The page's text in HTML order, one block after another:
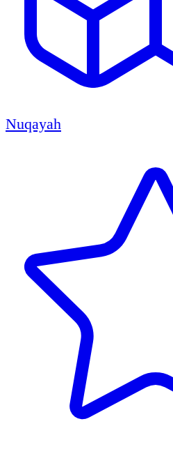
Nuqayah